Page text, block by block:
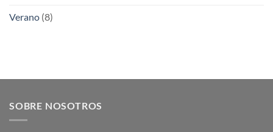
Verano (8)
SOBRE NOSOTROS